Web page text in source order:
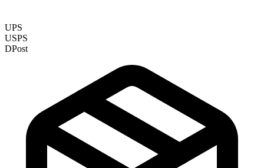
UPS
USPS
DPost